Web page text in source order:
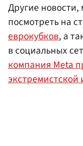
Другие
посмотреть на
еврокубков, а
в социальных
компания Meta